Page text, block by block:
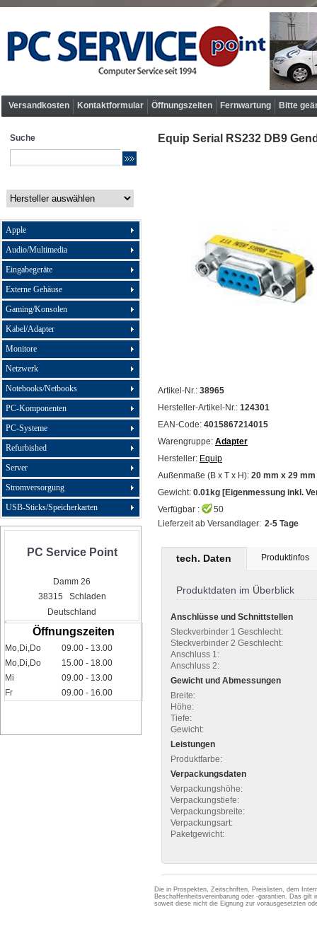
Versandkosten Kontaktformular Öffnungszeiten Fernwartung Bitte
Suche
Apple
Audio/Multimedia
Eingabegeräte
Externe Gehäuse
Gaming/Konsolen
Kabel/Adapter
Monitore
Netzwerk
Notebooks/Netbooks
PC-Komponenten
PC-Systeme
Refurbished
Server
Stromversorgung
USB-Sticks/Speicherkarten
PC Service Point
Damm 26
38315 Schladen
Deutschland
Öffnungszeiten
Mo,Di,Do
09.00 - 13.00
Mo,Di,Do
15.00 - 18.00
Mi
09.00 - 13.00
Fr
09.00 - 16.00
Equip Serial RS232 DB9
Artikel-Nr.: 38965
Hersteller-Artikel-Nr.: 124301
EAN-Code: 4015867214015
Warengruppe: Adapter
Hersteller: Equip
Außenmaße (B x T x H): 20 mm x 29
Gewicht: 0.01kg [Eigenmessung inkl.
Verfügbar :
50
Lieferzeit ab Versandlager: 2-5 Tage
tech. Daten Produktinfos
Produktdaten im Überblick
Anschlüsse und Schnittstellen
Steckverbinder 1 Geschlecht:
Steckverbinder 2 Geschlecht:
Anschluss 1:
Anschluss 2:
Gewicht und Abmessungen
Breite:
Höhe:
Tiefe:
Gewicht:
Leistungen
Produktfarbe:
Verpackungsdaten
Verpackungshöhe:
Verpackungstiefe:
Verpackungsbreite:
Verpackungsart:
Paketgewicht:
Die in Prospekten, Zeitschriften, Preislisten, dem
Beschaffenheitsvereinbarung oder -garantien. Das
soweit diese nicht die Eignung zur vorausgesetzten